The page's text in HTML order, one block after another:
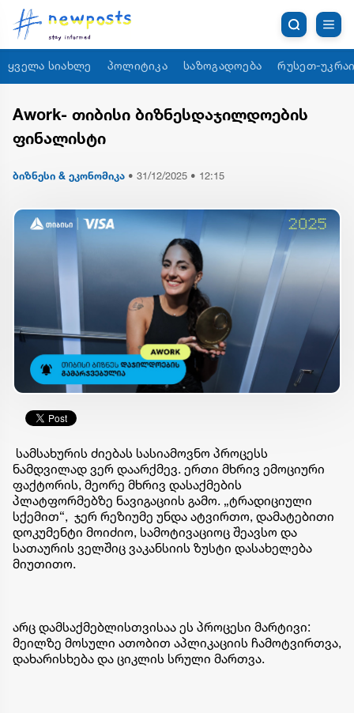
ყველა სიახლე პოლიტიკა საზოგადოება რუსეთ-
Awork- თიბისი ბიზნესდაჯილდოების
ფინალისტი
ბიზნესი & ეკონომიკა • 31/12/2025 • 12:15
სამსახურის ძიებას სასიამოვნო პროცესს
ნამდვილად ვერ დაარქმევ. ერთი მხრივ ემოციური
ფაქტორის, მეორე მხრივ დასაქმების
პლატფორმებზე ნავიგაციის გამო. „ტრადიციული
სქემით“, ჯერ რეზიუმე უნდა ატვირთო, დამატებითი
დოკუმენტი მოიძიო, სამოტივაციოც შეავსო და
სათაურის ველშიც ვაკანსიის ზუსტი დასახელება
მიუთითო.
არც დამსაქმებლისთვისაა ეს პროცესი მარტივი:
მეილზე მოსული ათობით აპლიკაციის ჩამოტვირთვა,
დახარისხება და ციკლის სრული მართვა.